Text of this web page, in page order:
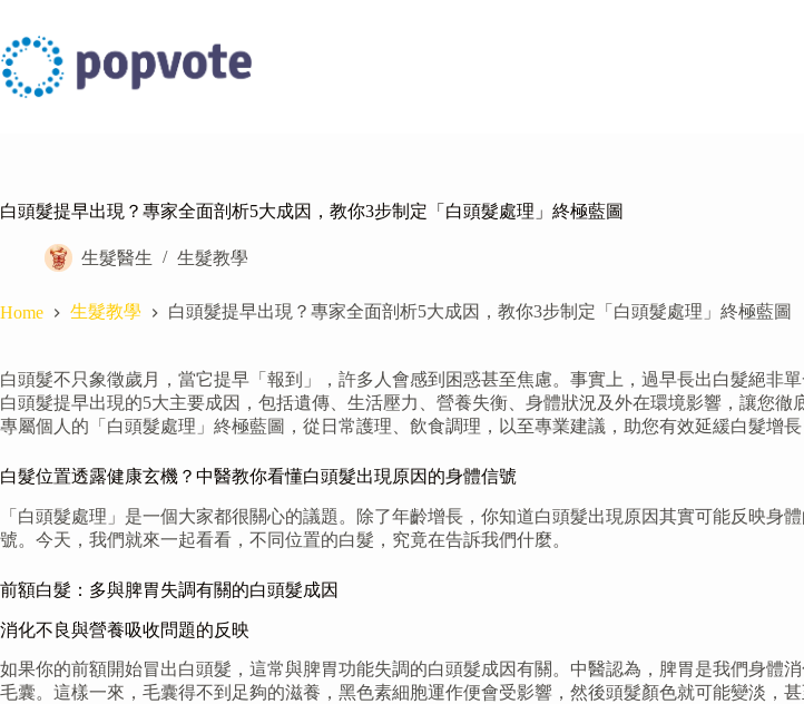
content
白頭髮提早出現？專家全面剖析5大成因，教你3步制定「白頭髮處理」終極藍圖
生髮醫生 生髮教學
Home 生髮教學 白頭髮提早出現？專家全面剖析5大成因，教你3步制定「白頭髮處理」終極藍圖
白頭髮不只象徵歲月，當它提早「報到」，許多人會感到困惑甚至焦慮。事實上，過早長出白髮絕
白頭髮提早出現的5大主要成因，包括遺傳、生活壓力、營養失衡、身體狀況及外在環境影響，讓您
專屬個人的「白頭髮處理」終極藍圖，從日常護理、飲食調理，以至專業建議，助您有效延緩白髮增
白髮位置透露健康玄機？中醫教你看懂白頭髮出現原因的身體信號
「白頭髮處理」是一個大家都很關心的議題。除了年齡增長，你知道白頭髮出現原因其實可能反映
號。今天，我們就來一起看看，不同位置的白髮，究竟在告訴我們什麼。
前額白髮：多與脾胃失調有關的白頭髮成因
消化不良與營養吸收問題的反映
如果你的前額開始冒出白頭髮，這常與脾胃功能失調的白頭髮成因有關。中醫認為，脾胃是我們身體
毛囊。這樣一來，毛囊得不到足夠的滋養，黑色素細胞運作便會受影響，然後頭髮顏色就可能變淡，